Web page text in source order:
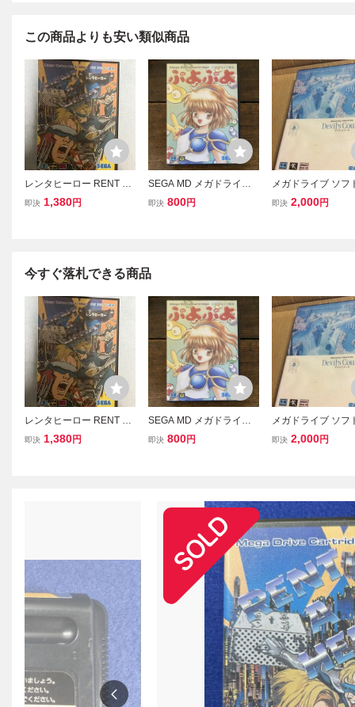
この商品よりも安い類似商品
レンタヒーロー RENT A
HERO メガドライブ SEG
即決 1,380円
SEGA MD メガドライブ
ぷよぷよ 箱 説明書付
即決 800円
メガドライブ ソフ
ルズコース 箱付 取
即決 2,000円
今すぐ落札できる商品
レンタヒーロー RENT A
HERO メガドライブ SEG
即決 1,380円
SEGA MD メガドライブ
ぷよぷよ 箱 説明書付
即決 800円
メガドライブ ソフ
ルズコース 箱付 取
即決 2,000円